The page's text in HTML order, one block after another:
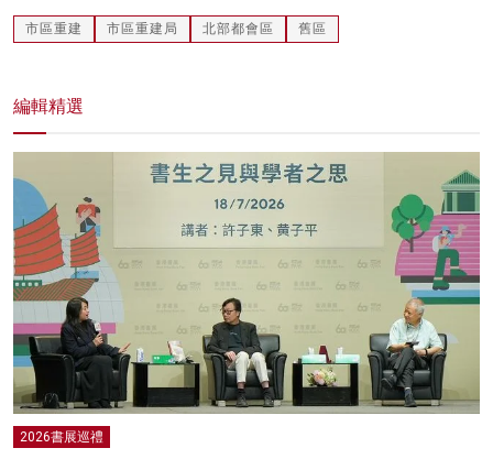
市區重建 市區重建局 北部都會區 舊區
編輯精選
2026書展巡禮